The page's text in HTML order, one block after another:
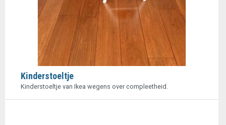
Kinderstoeltje
Kinderstoeltje van Ikea wegens over compleetheid.